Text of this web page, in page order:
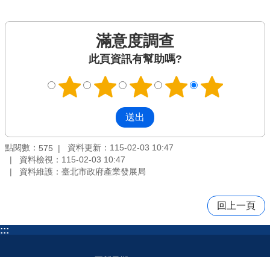
滿意度調查
此頁資訊有幫助嗎?
點閱數： 575
資料更新：115-02-03 10:47
資料檢視：115-02-03 10:47
資料維護：臺北市政府產業發展局
回上一頁
:::